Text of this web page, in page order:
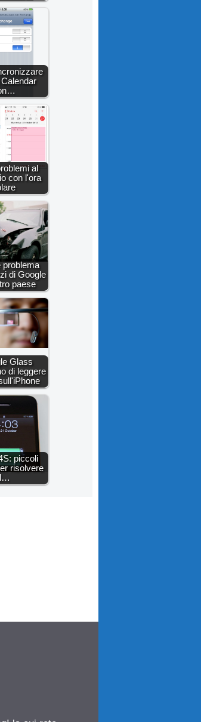
al
con l'ora
problema
di Google
paese
Glass
di leggere
piccoli
risolvere